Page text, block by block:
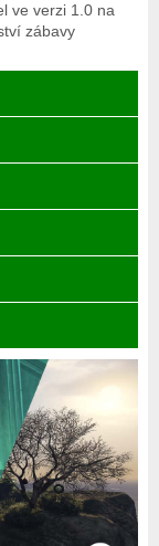
ve verzi 1.0 na
zábavy